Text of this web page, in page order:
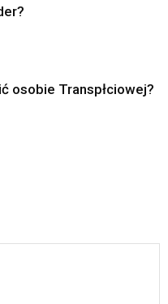
osobie Transpłciowej?